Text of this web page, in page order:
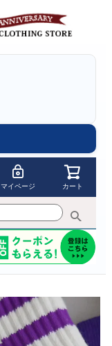
マイページ カート